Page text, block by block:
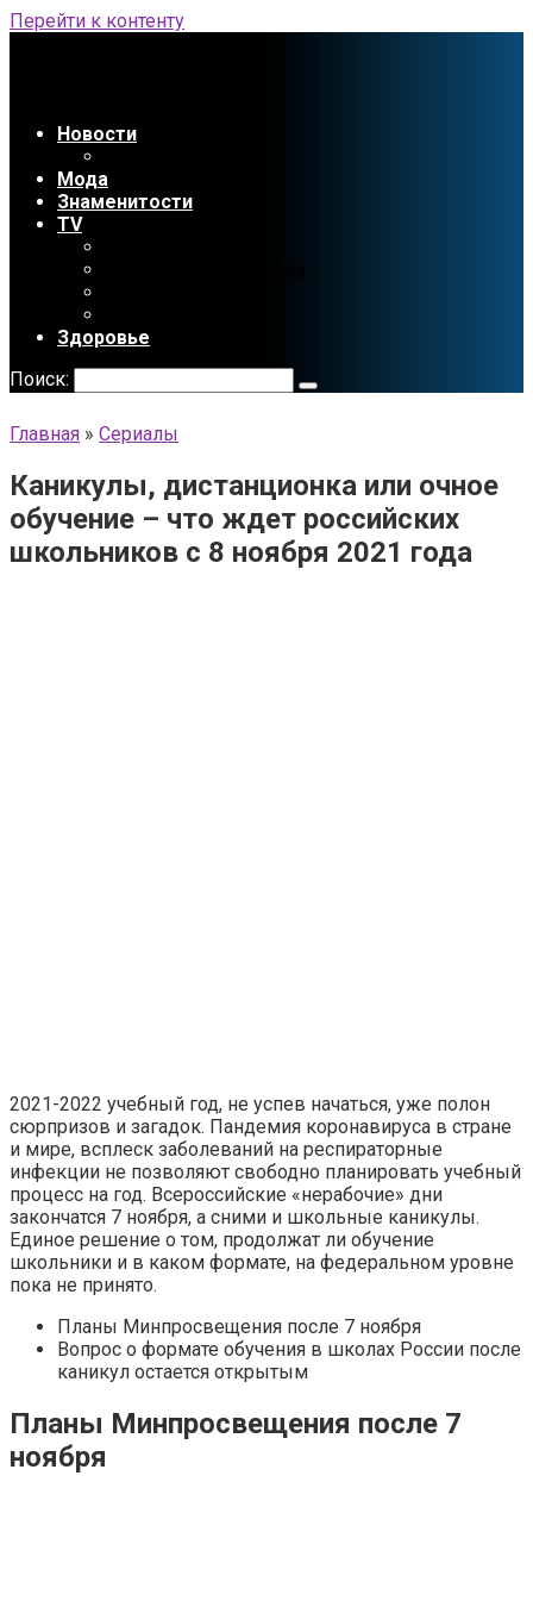
Перейти к контенту
Новости
Мода
Знаменитости
TV
Здоровье
Поиск:
Главная » Сериалы
Каникулы, дистанционка или очное
обучение – что ждет российских
школьников с 8 ноября 2021 года
2021-2022 учебный год, не успев начаться, уже полон
сюрпризов и загадок. Пандемия коронавируса в стране
и мире, всплеск заболеваний на респираторные
инфекции не позволяют свободно планировать учебный
процесс на год. Всероссийские «нерабочие» дни
закончатся 7 ноября, а сними и школьные каникулы.
Единое решение о том, продолжат ли обучение
школьники и в каком формате, на федеральном уровне
пока не принято.
Планы Минпросвещения после 7 ноября
Вопрос о формате обучения в школах России после
каникул остается открытым
Планы Минпросвещения после 7
ноября